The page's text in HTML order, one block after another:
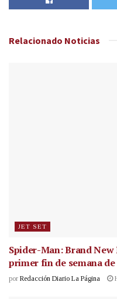
Relacionado Noticias
JET SET
Spider-Man: Brand
primer fin de semana
por Redacción Diario La Página